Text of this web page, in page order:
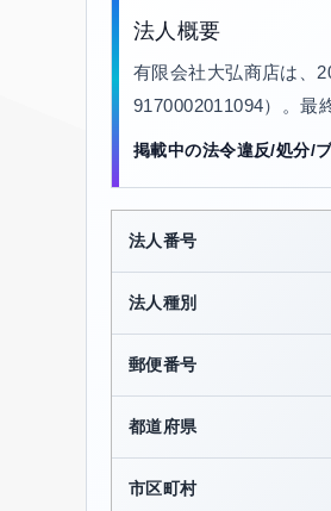
法人概要
有限会社大弘商店は、
9170002011094）。最
掲載中の法令違反/処分/
法人番号
法人種別
郵便番号
都道府県
市区町村